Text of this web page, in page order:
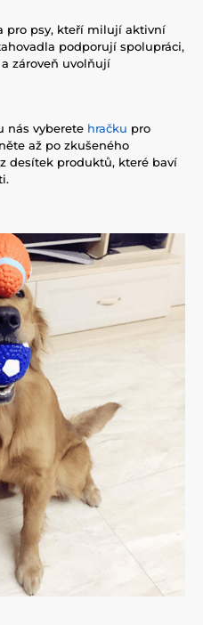
pro psy, kteří milují aktivní
podporují spolupráci,
zároveň uvolňují
nás vyberete hračku pro
až po zkušeného
desítek produktů, které baví